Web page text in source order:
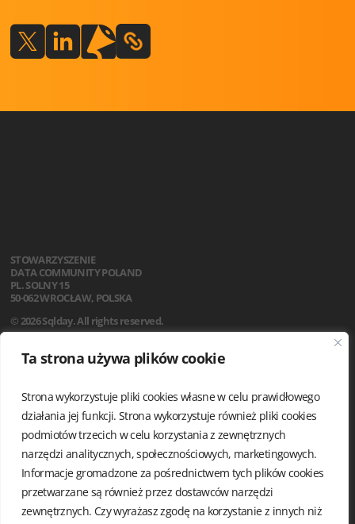
Ta strona używa plików cookie
Strona wykorzystuje pliki cookies własne w celu prawidłowego
działania jej funkcji. Strona wykorzystuje również pliki cookies
podmiotów trzecich w celu korzystania z zewnętrznych
narzędzi analitycznych, społecznościowych, marketingowych.
Informacje gromadzone za pośrednictwem tych plików cookies
przetwarzane są również przez dostawców narzędzi
zewnętrznych. Czy wyrażasz zgodę na korzystanie z innych niż
STOWARZYSZENIE
DATA COMMUNITY POLAND
PL. SOLNY 15
50-062 WROCŁAW, POLSKA
© 2026 Sqlday. All rights reserved.
WARSZTATY
LOKALIZACJA
KODEKS POSTĘPOWANIA
FAQ
REGULAMIN
AKTUALNOŚCI
POLITYKA PRYWATNOŚCI